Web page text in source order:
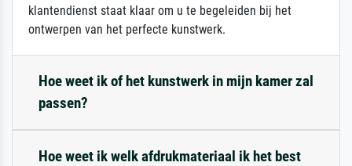
klantendienst staat klaar om u te begeleiden bij het
ontwerpen van het perfecte kunstwerk.
Hoe weet ik of het kunstwerk in mijn kamer zal
passen?
Hoe weet ik welk afdrukmateriaal ik het best